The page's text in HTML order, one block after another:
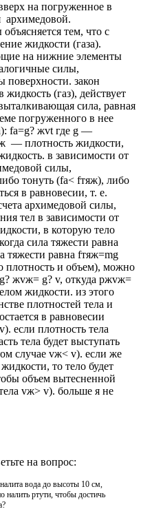
на погруженное в
архимедовой.
тем, что с
жидкости (газа).
на нижние элементы
силы,
поверхности. закон
(газ), действует
сила, равная
погруженного в нее
fa=g? жvt где g —
ж — плотность жидкости,
в зависимости от
силы,
тонуть (fа< fтяж), либо
в равновесии, т. е.
архимедовой силы,
тел в зависимости от
в которую тело
сила тяжести равна
тяжести равна fтяж=mg
плотность и объем), можно
g? жvж= g? v, откуда ржvж=
жидкости. из этого
плотностей тела и
в равновесии
если плотность тела
тела будет выступать
случае vж< v). если же
то тело будет
объем вытесненной
vж> v). больше я не
на вопрос:
вода до высоты 10 см,
налить ртути, чтобы достичь